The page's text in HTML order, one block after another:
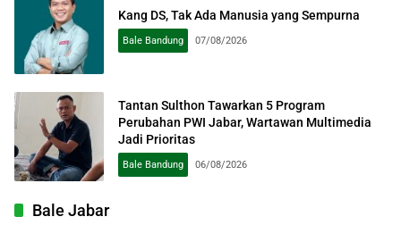
Kang DS, Tak Ada Manusia yang Sempurna
Bale Bandung 07/08/2026
Tantan Sulthon Tawarkan 5 Program
Perubahan PWI Jabar, Wartawan Multimedia
Jadi Prioritas
Bale Bandung 06/08/2026
Bale Jabar